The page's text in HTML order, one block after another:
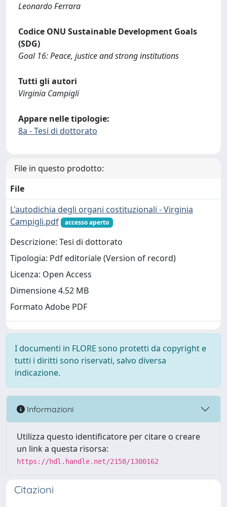
Leonardo Ferrara
Codice ONU Sustainable Development Goals
(SDG)
Goal 16: Peace, justice and strong institutions
Tutti gli autori
Virginia Campigli
Appare nelle tipologie:
8a - Tesi di dottorato
File in questo prodotto:
File
L'autodichia degli organi costituzionali - Virginia
Campigli.pdf
accesso aperto
Descrizione: Tesi di dottorato
Tipologia: Pdf editoriale (Version of record)
Licenza: Open Access
Dimensione 4.52 MB
Formato Adobe PDF
I documenti in FLORE sono protetti da copyright e
tutti i diritti sono riservati, salvo diversa
indicazione.
Informazioni
Utilizza questo identificatore per citare o creare
un link a questa risorsa:
https://hdl.handle.net/2158/1300162
Citazioni